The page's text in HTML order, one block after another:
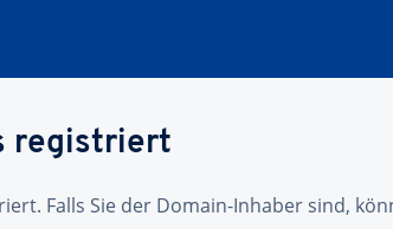
registriert
Falls Sie der Domain-Inhaber sind,